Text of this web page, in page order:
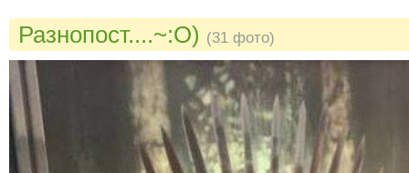
Разнопост....~:O) (31 фото)